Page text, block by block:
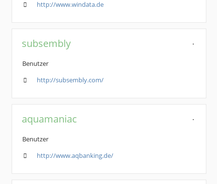
http://www.windata.de
subsembly
Benutzer
http://subsembly.com/
aquamaniac
Benutzer
http://www.aqbanking.de/